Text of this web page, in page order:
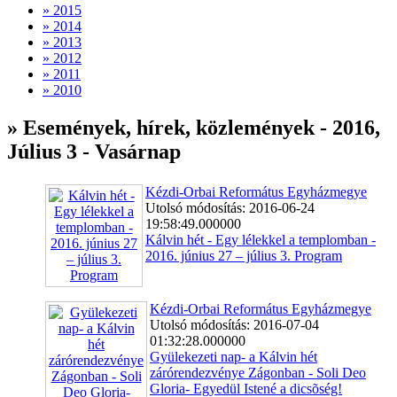
» 2015
» 2014
» 2013
» 2012
» 2011
» 2010
» Események, hírek, közlemények - 2016,
Július 3 - Vasárnap
Kézdi-Orbai Református Egyházmegye
Utolsó módosítás: 2016-06-24
19:58:49.000000
Kálvin hét - Egy lélekkel a templomban -
2016. június 27 – július 3. Program
Kézdi-Orbai Református Egyházmegye
Utolsó módosítás: 2016-07-04
01:32:28.000000
Gyülekezeti nap- a Kálvin hét
zárórendezvénye Zágonban - Soli Deo
Gloria- Egyedül Istené a dicsõség!